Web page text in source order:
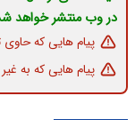
در وب منتشر خواهد
پیام هایی که
پیام هایی که به